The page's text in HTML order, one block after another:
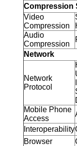
Compression
Video
Compression
Audio
Compression
Network
Network
Protocol
Mobile Phone
Access
Interoperability
Browser